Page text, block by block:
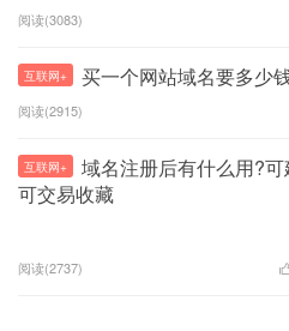
阅读(3083)
互联网+ 买一个网站域名要多少
阅读(2915)
互联网+
域名注册后有什么用?
可交易收藏
阅读(2737)